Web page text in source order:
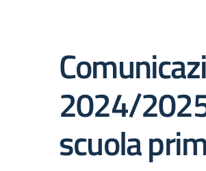
2024/
scuola